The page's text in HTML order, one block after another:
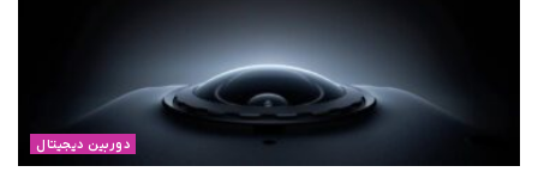
دوربین دیجیتال